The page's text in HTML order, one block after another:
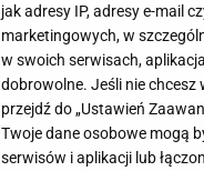
jak adresy IP, adresy e-mail
marketingowych, w
w swoich serwisach,
dobrowolne. Jeśli nie chcesz
przejdź do „Ustawień
Twoje dane osobowe mogą
serwisów i aplikacji lub